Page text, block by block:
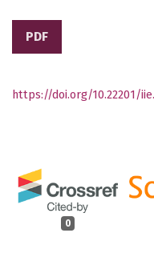
PDF
0
https://doi.org/10.22201/